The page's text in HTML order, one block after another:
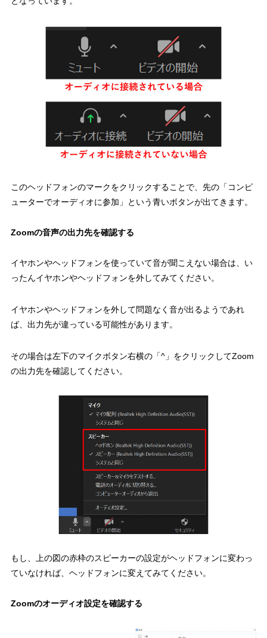
このヘッドフォンのマークをクリックすることで、先の「コンピ
ューターでオーディオに参加」という青いボタンが出てきます。
Zoomの音声の出力先を確認する
イヤホンやヘッドフォンを使っていて音が聞こえない場合は、い
ったんイヤホンやヘッドフォンを外してみてください。
イヤホンやヘッドフォンを外して問題なく音が出るようであれ
ば、出力先が違っている可能性があります。
その場合は左下のマイクボタン右横の「^」をクリックしてZoom
の出力先を確認してください。
もし、上の図の赤枠のスピーカーの設定がヘッドフォンに変わっ
ていなければ、ヘッドフォンに変えてみてください。
Zoomのオーディオ設定を確認する